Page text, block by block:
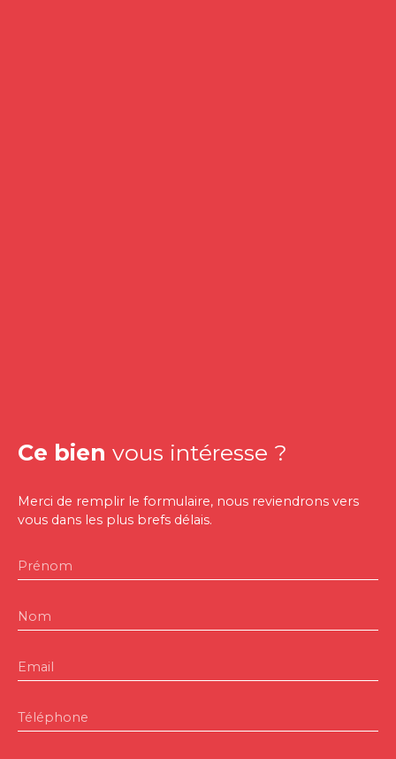
Ce bien vous intéresse ?
Merci de remplir le formulaire, nous reviendrons vers
vous dans les plus brefs délais.
Prénom
Nom
Email
Téléphone